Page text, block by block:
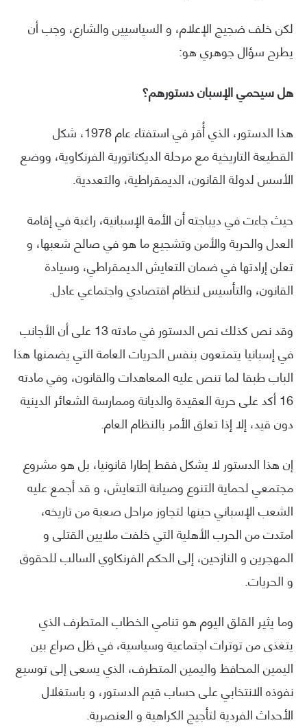
لكن خلف ضجيج الإعلام، و السياسيين والشارع، وجب أن
يطرح سؤال جوهري هو:
هل سيحمي الإسبان دستورهم؟
هذا الدستور، الذي أُقر في استفتاء عام 1978، شكل
القطيعة التاريخية مع مرحلة الديكتاتورية الفرنكاوية، ووضع
الأسس لدولة القانون، الديمقراطية، والتعددية.
حيث جاءت في ديباجته أن الأمة الإسبانية، راغبة في إقامة
العدل والحرية والأمن وتشجيع ما هو في صالح شعبها، و
تعلن إرادتها في ضمان التعايش الديمقراطي، وسيادة
القانون، والتأسيس لنظام اقتصادي واجتماعي عادل.
وقد نص كذلك نص الدستور في مادته 13 على أن الأجانب
في إسبانيا يتمتعون بنفس الحريات العامة التي يضمنها هذا
الباب طبقا لما تنص عليه المعاهدات والقانون، وفي مادته
16 أكد على حرية العقيدة والديانة وممارسة الشعائر الدينية
دون قيد، إلا إذا تعلق الأمر بالنظام العام.
إن هذا الدستور لا يشكل فقط إطارا قانونيا، بل هو مشروع
مجتمعي لحماية التنوع وصيانة التعايش، و قد أجمع عليه
الشعب الإسباني حينها لتجاوز مراحل صعبة من تاريخه،
امتدت من الحرب الأهلية التي خلفت ملايين القتلى و
المهجرين و النازحين، إلى الحكم الفرنكاوي السالب للحقوق
و الحريات.
وما يثير القلق اليوم هو تنامي الخطاب المتطرف الذي
يتغذى من توترات اجتماعية وسياسية، في ظل صراع بين
اليمين المحافظ واليمين المتطرف، الذي يسعى إلى توسيع
نفوذه الانتخابي على حساب قيم الدستور، و باستغلال
الأحداث الفردية لتأجيج الكراهية و العنصرية.